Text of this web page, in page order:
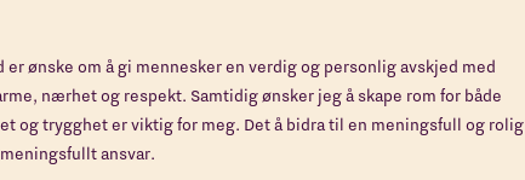
ønske om å gi mennesker en verdig og personlig avskjed med
nærhet og respekt. Samtidig ønsker jeg å skape rom for både
og trygghet er viktig for meg. Det å bidra til en meningsfull og rolig
ansvar.